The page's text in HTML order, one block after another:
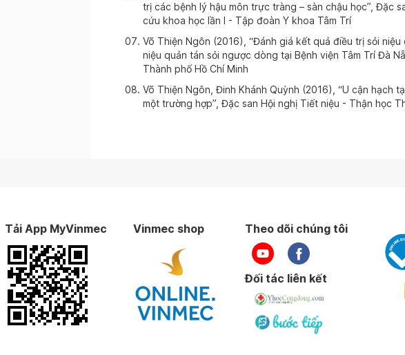
05-07-2025
03-07-2025
trị các bệnh lý hậu môn trực tràng – sàn chậu học”, Đặc
cứu khoa học lần I - Tập đoàn Y khoa Tâm Trí
Võ Thiện Ngôn (2016), “Đánh giá kết quả điều trị sỏi niệu
niệu quản tán sỏi ngược dòng tại Bệnh viện Tâm Trí Đà
Thành phố Hồ Chí Minh
Võ Thiện Ngôn, Đinh Khánh Quỳnh (2016), “U cận hạch
một trường hợp”, Đặc san Hội nghị Tiết niệu - Thận học
Tải App MyVinmec Vinmec shop Theo dõi chúng tôi
Đối tác liên kết